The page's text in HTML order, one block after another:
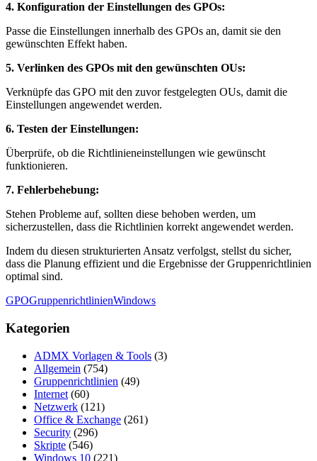
4. Konfiguration der Einstellungen des GPOs:
Passe die Einstellungen innerhalb des GPOs an, damit sie den
gewünschten Effekt haben.
5. Verlinken des GPOs mit den gewünschten OUs:
Verknüpfe das GPO mit den zuvor festgelegten OUs, damit die
Einstellungen angewendet werden.
6. Testen der Einstellungen:
Überprüfe, ob die Richtlinieneinstellungen wie gewünscht
funktionieren.
7. Fehlerbehebung:
Stehen Probleme auf, sollten diese behoben werden, um
sicherzustellen, dass die Richtlinien korrekt angewendet werden.
Indem du diesen strukturierten Ansatz verfolgst, stellst du sicher,
dass die Planung effizient und die Ergebnisse der Gruppenrichtlinien
optimal sind.
GPOGruppenrichtlinienWindows
Kategorien
ADMX Vorlagen & Tools (3)
Allgemein (754)
Gruppenrichtlinien (49)
Internet (60)
Netzwerk (121)
Office & Exchange (261)
Security (296)
Skripte (546)
Windows 10 (221)